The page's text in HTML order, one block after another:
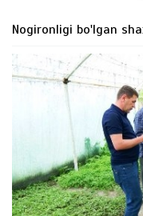
Nogironligi bo'lgan